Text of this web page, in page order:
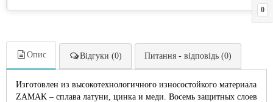
0
Опис Відгуки (0) Питання - відповідь (0)
Изготовлен из высокотехнологичного износостойкого материала
ZAMAK – сплава латуни, цинка и меди. Восемь защитных слоев